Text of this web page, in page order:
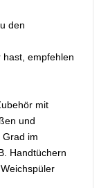
den
hast, empfehlen
mit
und
im
Handtüchern